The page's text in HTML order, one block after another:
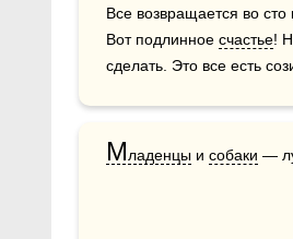
Все возвращается во сто
Вот подлинное счастье!
сделать. Это все есть
Младенцы и собаки —